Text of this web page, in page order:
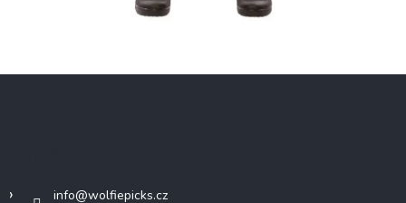
info@wolfiepicks.cz